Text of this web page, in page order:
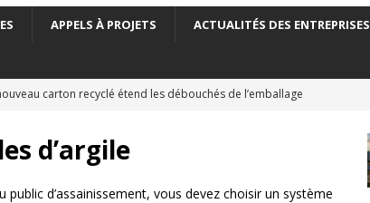
APPELS À PROJETS ACTUALITÉS DES ENTREPRISES
carton recyclé étend les débouchés de l’emballage
franchit le cap des 500 essais de recyclabilité des
DES ENTREPRISES
d’argile
d’assainissement, vous devez choisir un système